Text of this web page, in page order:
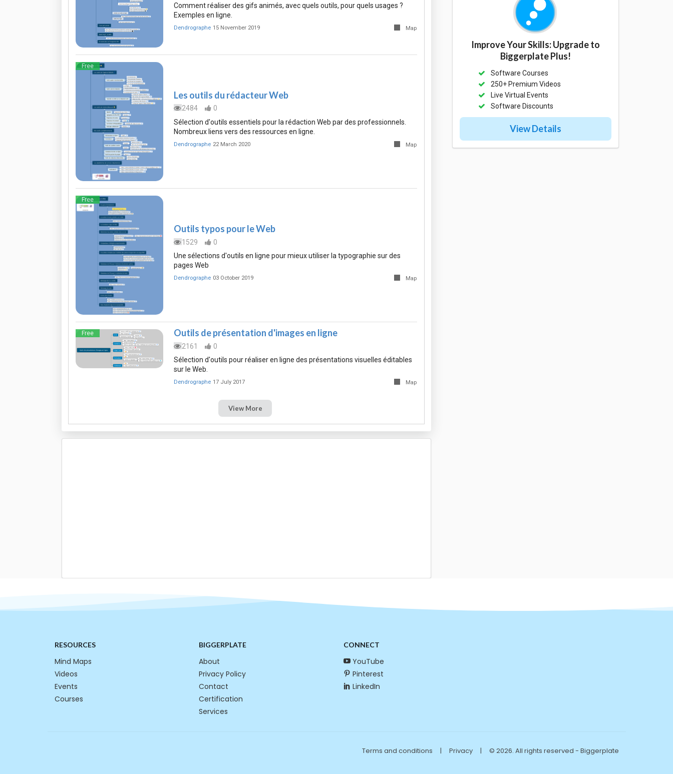
Comment réaliser des gifs animés, avec quels outils, pour quels usages ?
Exemples en ligne.
Dendrographe 15 November 2019 Map
Free
Les outils du rédacteur Web
2484
0
Sélection d'outils essentiels pour la rédaction Web par des professionnels.
Nombreux liens vers des ressources en ligne.
Dendrographe 22 March 2020 Map
Free
Outils typos pour le Web
1529
0
Une sélections d'outils en ligne pour mieux utiliser la typographie sur des
pages Web
Dendrographe 03 October 2019 Map
Free Outils de présentation d'images en ligne
2161
0
Sélection d'outils pour réaliser en ligne des présentations visuelles éditables
sur le Web.
Dendrographe 17 July 2017 Map
View More
Improve Your Skills: Upgrade to
Biggerplate Plus!
Software Courses
250+ Premium Videos
Live Virtual Events
Software Discounts
View Details
RESOURCES
Mind Maps
Videos
Events
Courses
BIGGERPLATE
About
Privacy Policy
Contact
Certification
Services
CONNECT
YouTube
Pinterest
LinkedIn
Terms and conditions | Privacy | © 2026. All rights reserved - Biggerplate